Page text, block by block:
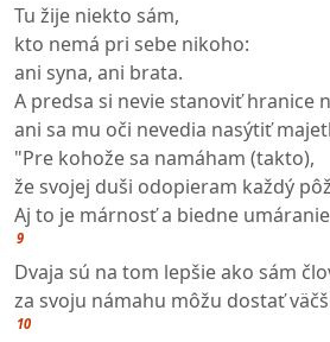
Tu žije niekto sám,
kto nemá pri sebe nikoho:
ani syna, ani brata.
A predsa si nevie stanoviť hranice
ani sa mu oči nevedia nasýtiť
"Pre kohože sa namáham (takto),
že svojej duši odopieram každý
Aj to je márnosť a biedne
9
Dvaja sú na tom lepšie ako sám
za svoju námahu môžu dostať
10